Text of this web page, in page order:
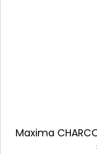
Maxima